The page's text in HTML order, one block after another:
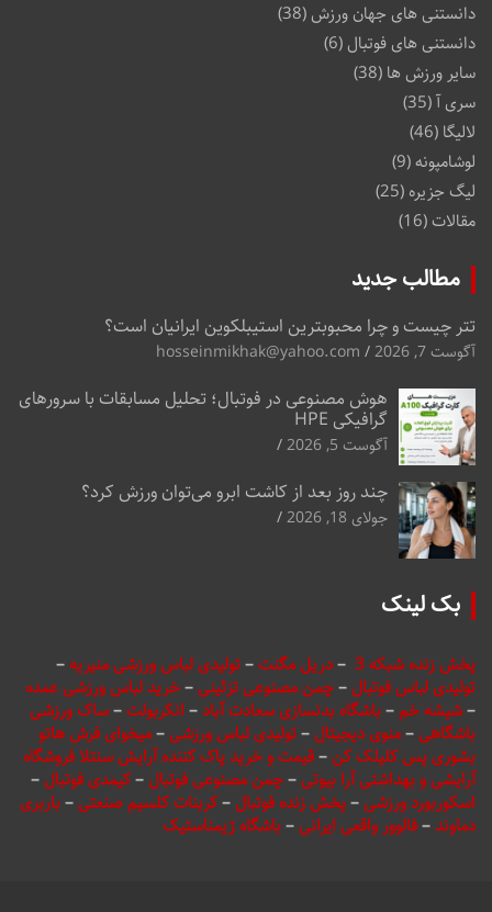
دانستنی های جهان ورزش(38)
دانستنی های فوتبال (6)
سایر ورزش ها (38)
سری آ(35)
لالیگا (46)
لوشامپونه(9)
لیگ جزیره (25)
مقالات(16)
مطالب جدید
تتر چیست و چرا محبوبترین استیبلکوین ایرانیان است؟
آگوست 7, 2026 hosseinmikhak@yahoo.com
هوش مصنوعی در فوتبال؛ تحلیل مسابقات با سرورهای
گرافیکی HPE
آگوست 5, 2026
چند روز بعد از کاشت ابرو می‌توان ورزش کرد؟
جولای 18, 2026
بک لینک
پخش زنده شبکه 3 –دریل مگنت–تولیدی لباس ورزشی منیریه–
تولیدی لباس فوتبال –چمن مصنوعی تزئینی –خرید لباس ورزشی عمده
–شیشه خم–باشگاه بدنسازی سعادت آباد – انکربولت–ساک ورزشی
باشگاهی –منوی دیجیتال –تولیدی لباس ورزشی –میخوای فرش هاتو
بشوری پس کلیلک کن –قیمت و خرید پاک کننده آرایش سنتلا فروشگاه
آرایشی و بهداشتی آرا بیوتی –چمن مصنوعی فوتبال –کیمدی فوتبال –
اسکوربورد ورزشی –پخش زنده فوتبال –کربنات کلسیم صنعتی –باربری
دماوند–فالوور واقعی ایرانی –باشگاه ژیمناستیک